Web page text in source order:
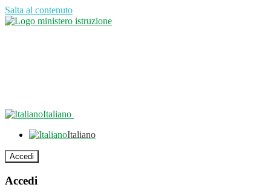
Salta al contenuto
Italiano
Italiano
Accedi
Accedi